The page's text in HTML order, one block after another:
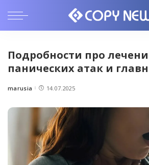
Подробности про
панических атак и
Posted
marusia 14.07.2025